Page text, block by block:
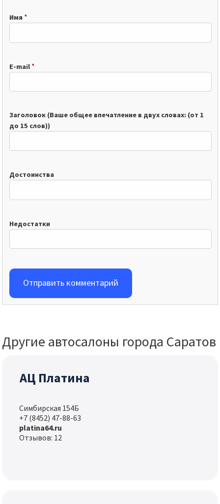
Имя *
E-mail *
Заголовок (Ваше общее впечатление в двух словах: (от 1
до 15 слов))
Достоинства
Недостатки
Отправить комментарий
Другие автосалоны города Саратов
АЦ Платина
Симбирская 154Б
+7 (8452) 47-88-63
platina64.ru
Отзывов: 12